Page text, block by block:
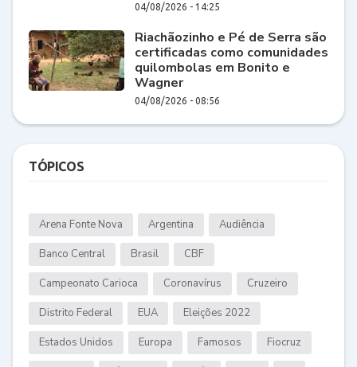
04/08/2026 - 14:25
Riachãozinho e Pé de Serra são
certificadas como comunidades
quilombolas em Bonito e
Wagner
04/08/2026 - 08:56
TÓPICOS
Arena Fonte Nova Argentina Audiência
Banco Central Brasil CBF
Campeonato Carioca Coronavírus Cruzeiro
Distrito Federal EUA Eleições 2022
Estados Unidos Europa Famosos Fiocruz